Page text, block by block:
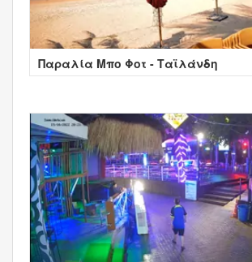
Παραλία Μπο Φοτ - Ταϊλάνδη